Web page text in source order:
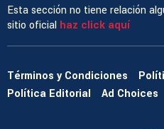
Esta sección no tiene relación
sitio oficial haz click aquí
Términos y Condiciones
Política Editorial
Ad Choices